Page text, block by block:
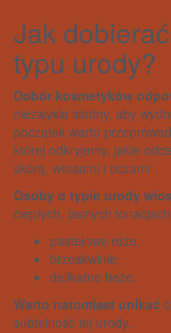
Jak
typu urody?
Dobór kosmetyków
niezwykle istotny, aby
początek warto
której odkryjemy, jakie
skórą, włosami i oczami.
Osoby o typie urody
ciepłych, jasnych
pastelowe róże,
brzoskwinie,
delikatne beże.
Warto natomiast unikać
subtelność tej urody.